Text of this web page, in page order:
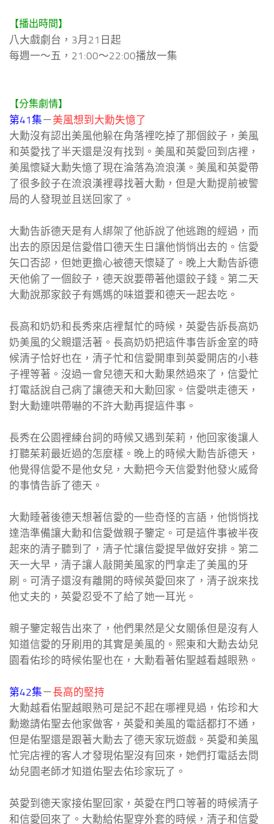
【播出時間】
八大戲劇台，3月21日起
每週一～五，21:00～22:00播放一集
【分集劇情】
第41集－美風想到大勳失憶了
大勳沒有認出美風他躲在角落裡吃掉了那個餃子，美風
和英愛找了半天還是沒有找到。美風和英愛回到店裡，
美風懷疑大勳失憶了現在淪落為流浪漢。美風和英愛帶
了很多餃子在流浪漢裡尋找著大勳，但是大勳提前被警
局的人發現並且送回家了。
大勳告訴德天是有人綁架了他訴說了他逃跑的經過，而
出去的原因是信愛借口德天生日讓他悄悄出去的。信愛
矢口否認，但她更擔心被德天懷疑了。晚上大勳告訴德
天他偷了一個餃子，德天說要帶著他還餃子錢。第二天
大勳說那家餃子有媽媽的味道要和德天一起去吃。
長高和奶奶和長秀來店裡幫忙的時候，英愛告訴長高奶
奶美風的父親還活著。長高奶奶把這件事告訴金室的時
候清子恰好也在，清子忙和信愛開車到英愛開店的小巷
子裡等著。沒過一會兒德天和大勳果然過來了，信愛忙
打電話說自己病了讓德天和大勳回家。信愛哄走德天，
對大勳連哄帶嚇的不許大勳再提這件事。
長秀在公園裡練台詞的時候又遇到茱莉，他回家後讓人
打聽茱莉最近過的怎麼樣。晚上的時候大勳告訴德天，
他覺得信愛不是他女兒，大勳把今天信愛對他發火威脅
的事情告訴了德天。
大勳睡著後德天想著信愛的一些奇怪的言語，他悄悄找
達浩準備讓大勳和信愛做親子鑒定。可是這件事被半夜
起來的清子聽到了，清子忙讓信愛提早做好安排。第二
天一大早，清子讓人敲開美風家的門拿走了美風的牙
刷。可清子還沒有離開的時候英愛回來了，清子說來找
他丈夫的，英愛忍受不了給了她一耳光。
親子鑒定報告出來了，他們果然是父女關係但是沒有人
知道信愛的牙刷用的其實是美風的。熙東和大勳去幼兒
園看佑珍的時候佑聖也在，大勳看著佑聖越看越眼熟。
第42集－長高的堅持
大勳越看佑聖越眼熟可是記不起在哪裡見過，佑珍和大
勳邀請佑聖去他家做客，英愛和美風的電話都打不通，
但是佑聖還是跟著大勳去了德天家玩遊戲。英愛和美風
忙完店裡的客人才發現佑聖沒有回來，她們打電話去問
幼兒園老師才知道佑聖去佑珍家玩了。
英愛到德天家接佑聖回家，英愛在門口等著的時候清子
和信愛回來了。大勳給佑聖穿外套的時候，清子和信愛